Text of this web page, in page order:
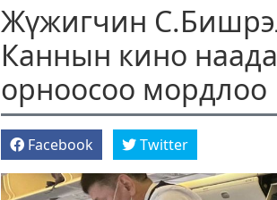
Жүжигчин
Каннын кино
орноосоо мордлоо
Facebook Twitter